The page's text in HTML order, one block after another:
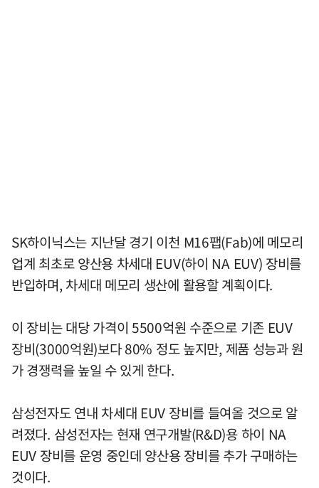
SK하이닉스는 지난달 경기 이천 M16팹(Fab)에 메모리
업계 최초로 양산용 차세대 EUV(하이 NA EUV) 장비를
반입하며, 차세대 메모리 생산에 활용할 계획이다.
이 장비는 대당 가격이 5500억원 수준으로 기존 EUV
장비(3000억원)보다 80% 정도 높지만, 제품 성능과 원
가 경쟁력을 높일 수 있게 한다.
삼성전자도 연내 차세대 EUV 장비를 들여올 것으로 알
려졌다. 삼성전자는 현재 연구개발(R&D)용 하이 NA
EUV 장비를 운영 중인데 양산용 장비를 추가 구매하는
것이다.